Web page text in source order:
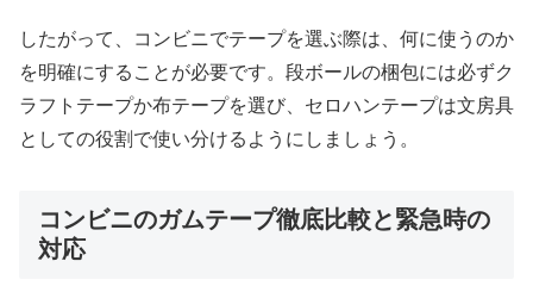
したがって、コンビニでテープを選ぶ際は、何に使うのか
を明確にすることが必要です。段ボールの梱包には必ずク
ラフトテープか布テープを選び、セロハンテープは文房具
としての役割で使い分けるようにしましょう。
コンビニのガムテープ徹底比較と緊急時の
対応